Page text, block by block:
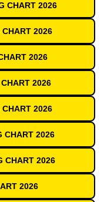
CHART 2026
2026
2026
2026
CHART 2026
CHART 2026
CHART 2026
2026